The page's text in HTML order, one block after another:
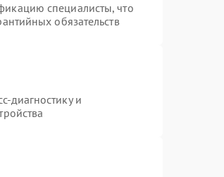
специалисты, что
обязательств
диагностику и